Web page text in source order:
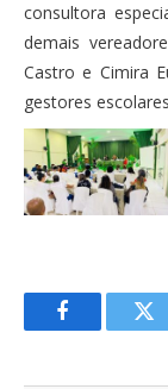
consultora
demais
Castro e Cimira
gestores
Facebook